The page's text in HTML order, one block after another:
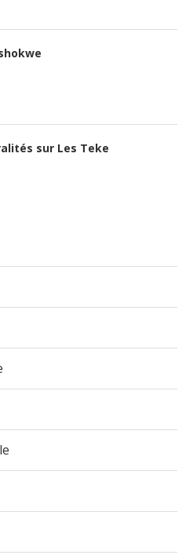
sur Les Teke